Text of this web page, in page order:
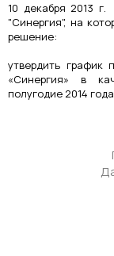
10 декабря 2013
"Синергия", на
решение:
утвердить
«Синергия» в
полугодие 2014